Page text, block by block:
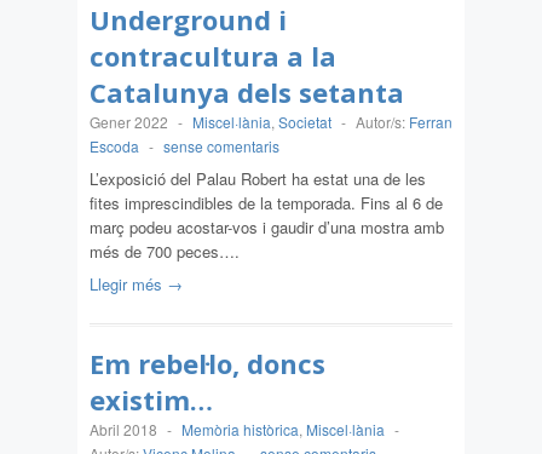
Underground i
contracultura a la
Catalunya dels setanta
Gener 2022 - Miscel·lània, Societat - Autor/s: Ferran
Escoda - sense comentaris
L’exposició del Palau Robert ha estat una de les
fites imprescindibles de la temporada. Fins al 6 de
març podeu acostar-vos i gaudir d’una mostra amb
més de 700 peces….
Llegir més →
Em rebel·lo, doncs
existim…
Abril 2018 - Memòria històrica, Miscel·lània -